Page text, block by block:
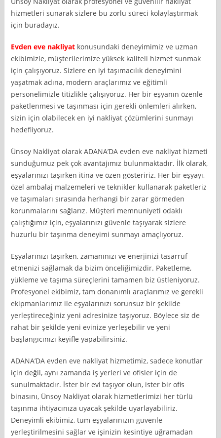
hizmetleri sunarak sizlere bu zorlu süreci kolaylaştırmak
için buradayız.
Evden eve nakliyat konusundaki deneyimimiz ve uzman
ekibimizle, müşterilerimize yüksek kaliteli hizmet sunmak
için çalışıyoruz. Sizlere en iyi taşımacılık deneyimini
yaşatmak adına, modern araçlarımız ve eğitimli
personelimizle titizlikle çalışıyoruz. Her bir eşyanın özenle
paketlenmesi ve taşınması için gerekli önlemleri alırken,
sizin için olabilecek en iyi nakliyat çözümlerini sunmayı
hedefliyoruz.
Ünsoy Nakliyat olarak ADANA’DA evden eve nakliyat hizmeti
sunduğumuz pek çok avantajımız bulunmaktadır. İlk olarak,
eşyalarınızı taşırken itina ve özen gösteririz. Her bir eşyayı,
özel ambalaj malzemeleri ve teknikler kullanarak paketleriz
ve taşımaları sırasında herhangi bir zarar görmeden
korunmalarını sağlarız. Müşteri memnuniyeti odaklı
çalıştığımız için, eşyalarınızı güvenle taşıyarak sizlere
huzurlu bir taşınma deneyimi sunmayı amaçlıyoruz.
Eşyalarınızı taşırken, zamanınızı ve enerjinizi tasarruf
etmenizi sağlamak da bizim önceliğimizdir. Paketleme,
yükleme ve taşıma süreçlerini tamamen biz üstleniyoruz.
Profesyonel ekibimiz, tam donanımlı araçlarımız ve gerekli
ekipmanlarımız ile eşyalarınızı sorunsuz bir şekilde
yerleştireceğiniz yeni adresinize taşıyoruz. Böylece siz de
rahat bir şekilde yeni evinize yerleşebilir ve yeni
başlangıcınızı keyifle yapabilirsiniz.
ADANA’DA evden eve nakliyat hizmetimiz, sadece konutlar
için değil, aynı zamanda iş yerleri ve ofisler için de
sunulmaktadır. İster bir evi taşıyor olun, ister bir ofis
binasını, Ünsoy Nakliyat olarak hizmetlerimizi her türlü
taşınma ihtiyacınıza uyacak şekilde uyarlayabiliriz.
Deneyimli ekibimiz, tüm eşyalarınızın güvenle
yerleştirilmesini sağlar ve işinizin kesintiye uğramadan